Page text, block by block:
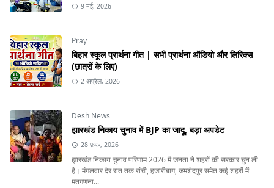
9 मई, 2026
Pray
बिहार स्कूल प्रार्थना गीत | सभी प्रार्थना ऑडियो और लिरिक्स
(छात्रों के लिए)
2 अप्रैल, 2026
Desh News
झारखंड निकाय चुनाव में BJP का जादू, बड़ा अपडेट
28 फ़र॰, 2026
झारखंड निकाय चुनाव परिणाम 2026 में जनता ने शहरों की सरकार चुन ली
है। मंगलवार देर रात तक रांची, हजारीबाग, जमशेदपुर समेत कई शहरों में
मतगणना...